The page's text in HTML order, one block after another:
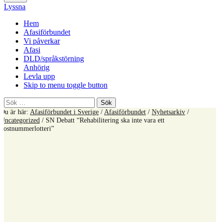
Öppna
meny:
%s
Lyssna
Hem
Afasiförbundet
Vi påverkar
Afasi
DLD/språkstörning
Anhörig
Levla upp
Skip to menu toggle button
Sök
efter:
Du är här: Afasiförbundet i Sverige /Afasiförbundet / Nyhetsarkiv /
Uncategorized / SN Debatt “Rehabilitering ska inte vara ett
postnummerlotteri”